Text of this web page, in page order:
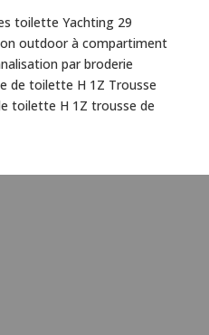
toilette Yachting 29
outdoor à compartiment
par broderie
de toilette H 1Z Trousse
toilette H 1Z trousse de